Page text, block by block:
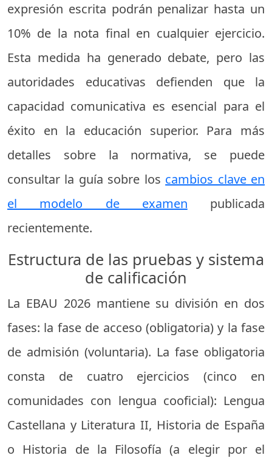
expresión escrita podrán penalizar hasta un
10% de la nota final en cualquier ejercicio.
Esta medida ha generado debate, pero las
autoridades educativas defienden que la
capacidad comunicativa es esencial para el
éxito en la educación superior. Para más
detalles sobre la normativa, se puede
consultar la guía sobre los cambios clave en
el modelo de examen publicada
recientemente.
Estructura de las pruebas y sistema
de calificación
La EBAU 2026 mantiene su división en dos
fases: la fase de acceso (obligatoria) y la fase
de admisión (voluntaria). La fase obligatoria
consta de cuatro ejercicios (cinco en
comunidades con lengua cooficial): Lengua
Castellana y Literatura II, Historia de España
o Historia de la Filosofía (a elegir por el